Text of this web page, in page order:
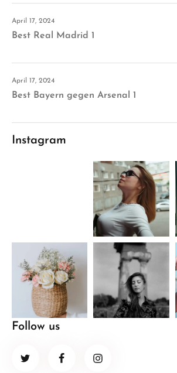
April 17, 2024
Best Real Madrid 1
April 17, 2024
Best Bayern gegen Arsenal 1
Instagram
Follow us